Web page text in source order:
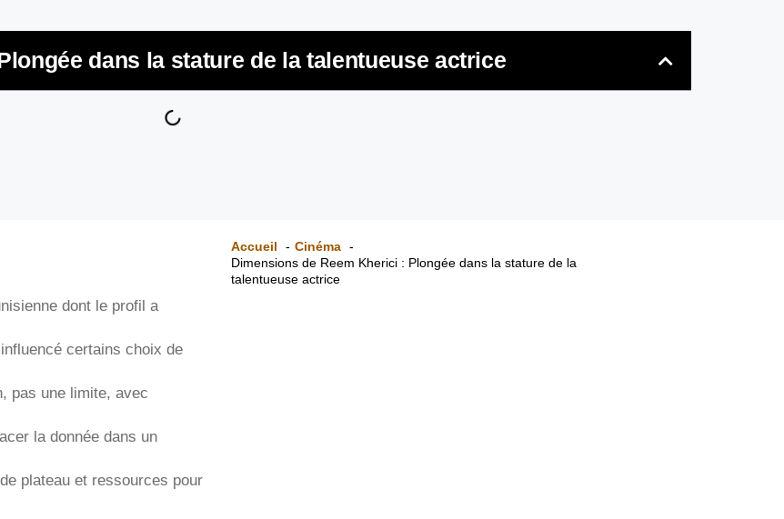
dans la stature de la talentueuse actrice
dont le profil a
certains choix de
pas une limite, avec
la donnée dans un
plateau et ressources pour
Accueil
Cinéma
Dimensions de Reem Kherici : Plongée dans la stature de la
talentueuse actrice